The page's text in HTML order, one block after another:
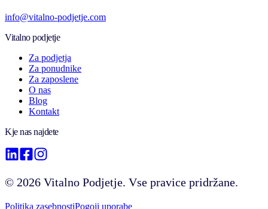
info@vitalno-podjetje.com
Vitalno podjetje
Za podjetja
Za ponudnike
Za zaposlene
O nas
Blog
Kontakt
Kje nas najdete
© 2026 Vitalno Podjetje. Vse pravice pridržane.
Politika zasebnostiPogoji uporabe